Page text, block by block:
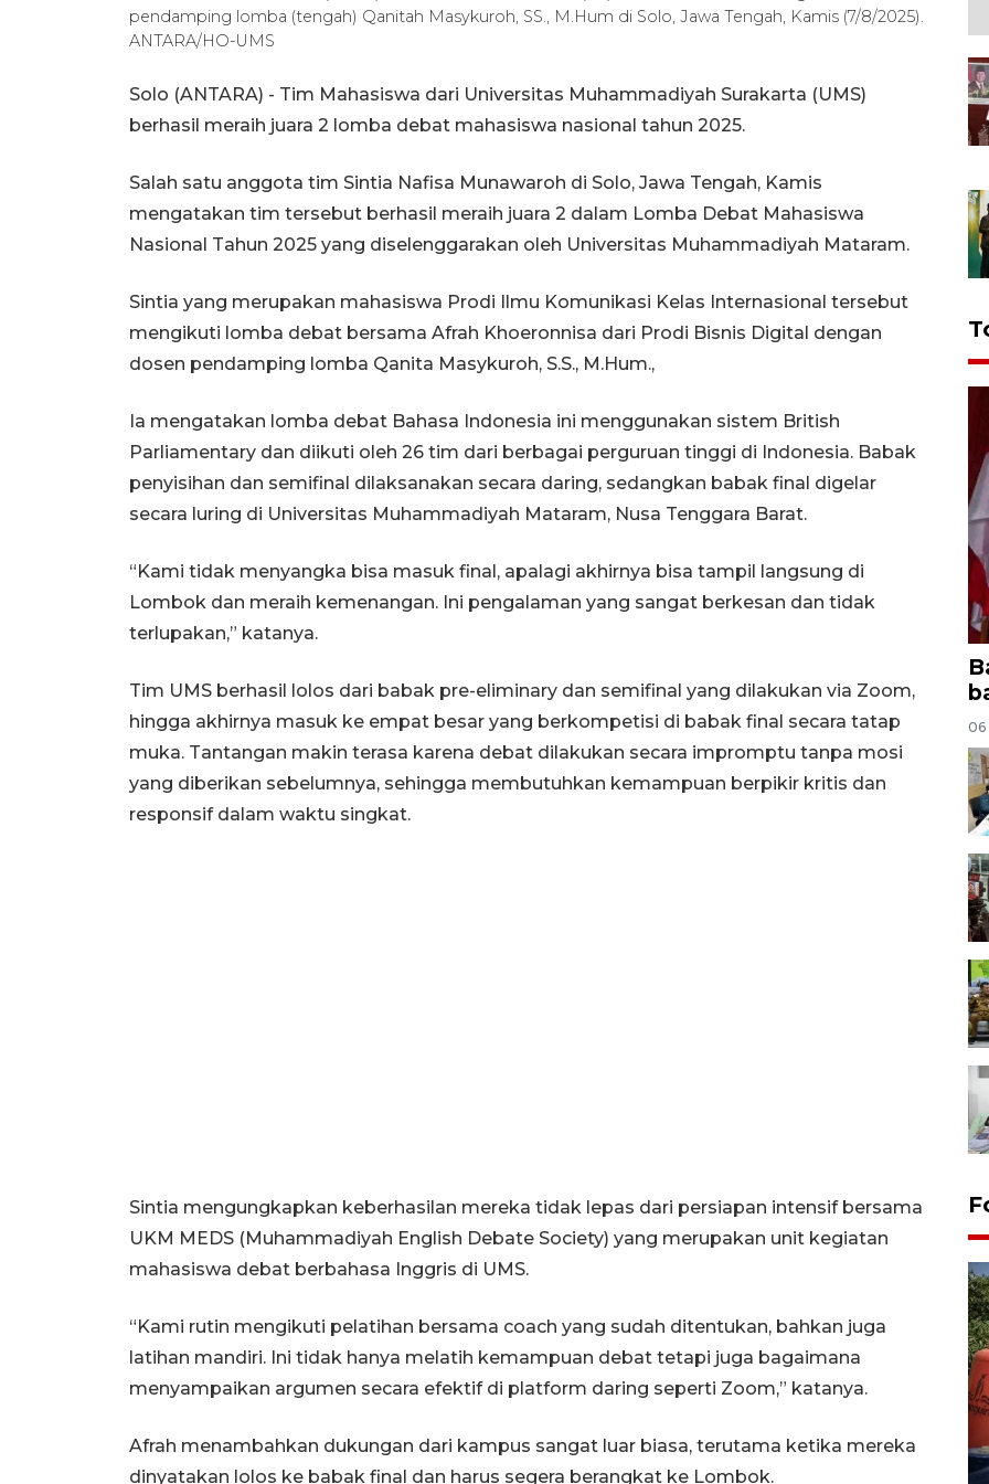
pendamping lomba (tengah) Qanitah Masykuroh, SS., M.Hum di Solo, Jawa Tengah, Kamis (7/8/2025).
ANTARA/HO-UMS
Solo (ANTARA) - Tim Mahasiswa dari Universitas Muhammadiyah Surakarta (UMS)
berhasil meraih juara 2 lomba debat mahasiswa nasional tahun 2025.
Salah satu anggota tim Sintia Nafisa Munawaroh di Solo, Jawa Tengah, Kamis
mengatakan tim tersebut berhasil meraih juara 2 dalam Lomba Debat Mahasiswa
Nasional Tahun 2025 yang diselenggarakan oleh Universitas Muhammadiyah Mataram.
Sintia yang merupakan mahasiswa Prodi Ilmu Komunikasi Kelas Internasional tersebut
mengikuti lomba debat bersama Afrah Khoeronnisa dari Prodi Bisnis Digital dengan
dosen pendamping lomba Qanita Masykuroh, S.S., M.Hum.,
Ia mengatakan lomba debat Bahasa Indonesia ini menggunakan sistem British
Parliamentary dan diikuti oleh 26 tim dari berbagai perguruan tinggi di Indonesia. Babak
penyisihan dan semifinal dilaksanakan secara daring, sedangkan babak final digelar
secara luring di Universitas Muhammadiyah Mataram, Nusa Tenggara Barat.
“Kami tidak menyangka bisa masuk final, apalagi akhirnya bisa tampil langsung di
Lombok dan meraih kemenangan. Ini pengalaman yang sangat berkesan dan tidak
terlupakan,” katanya.
Tim UMS berhasil lolos dari babak pre-eliminary dan semifinal yang dilakukan via Zoom,
hingga akhirnya masuk ke empat besar yang berkompetisi di babak final secara tatap
muka. Tantangan makin terasa karena debat dilakukan secara impromptu tanpa mosi
yang diberikan sebelumnya, sehingga membutuhkan kemampuan berpikir kritis dan
responsif dalam waktu singkat.
Sintia mengungkapkan keberhasilan mereka tidak lepas dari persiapan intensif bersama
UKM MEDS (Muhammadiyah English Debate Society) yang merupakan unit kegiatan
mahasiswa debat berbahasa Inggris di UMS.
“Kami rutin mengikuti pelatihan bersama coach yang sudah ditentukan, bahkan juga
latihan mandiri. Ini tidak hanya melatih kemampuan debat tetapi juga bagaimana
menyampaikan argumen secara efektif di platform daring seperti Zoom,” katanya.
Afrah menambahkan dukungan dari kampus sangat luar biasa, terutama ketika mereka
dinyatakan lolos ke babak final dan harus segera berangkat ke Lombok.
06
Waduk Delingan Karanganyar
menyusut